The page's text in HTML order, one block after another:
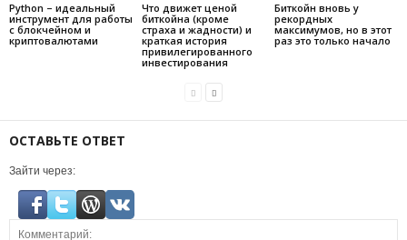
Python – идеальный
инструмент для работы
с блокчейном и
криптовалютами
Что движет ценой
биткойна (кроме
страха и жадности) и
краткая история
привилегированного
инвестирования
Биткойн вновь у
рекордных
максимумов, но в этот
раз это только начало
ОСТАВЬТЕ ОТВЕТ
Зайти через: